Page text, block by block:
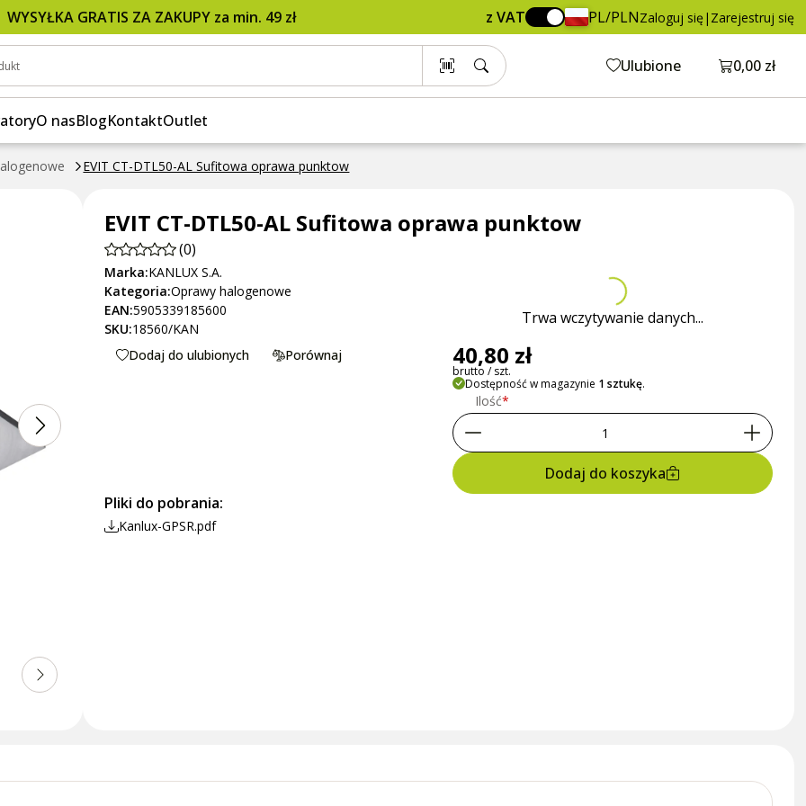
WYSYŁKA GRATIS ZA ZAKUPY za min. 49 zł z VAT PL/PLNZaloguj się | Zarejestruj się
Ulubione Otwórz
0,00 zł
O nasBlogKontaktOutlet
EVIT CT-DTL50-AL Sufitowa oprawa punktow
brutto / szt. Dodaj do koszyka
EVIT CT-DTL50-AL Sufitowa oprawa punktow
(0)
Marka:KANLUX S.A.
Kategoria:Oprawy halogenowe
EAN:5905339185600
SKU:18560/KAN
Dodaj do ulubionych
Porównaj
Trwa wczytywanie danych...
40,80 zł
brutto / szt.
Dostępność w magazynie 1 sztukę.
Ilość
Dodaj do koszyka
Pliki do pobrania:
Kanlux-GPSR.pdf